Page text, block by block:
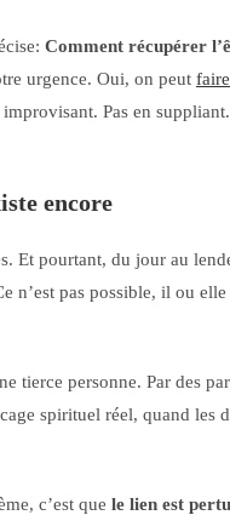
Comment récupérer
urgence. Oui, on peut
Pas en
encore
Et pourtant, du jour au
n’est pas possible, il ou
tierce personne. Par des
spirituel réel, quand les
c’est que le lien est